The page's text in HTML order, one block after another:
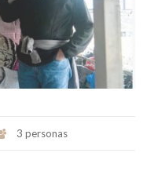
3 personas